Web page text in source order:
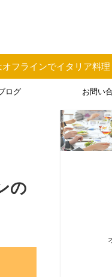
＆パンの料理教室を行な
ログ お問い
の